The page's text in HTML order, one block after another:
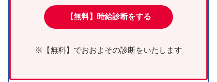
【無料】時給診断をする
※【無料】でおおよその診断をいたします